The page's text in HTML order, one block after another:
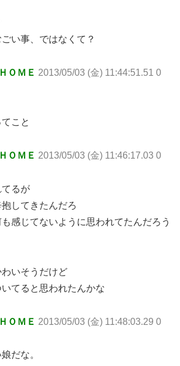
い事、ではなくて？
ＯＭＥ 2013/05/03 (金) 11:44:51.51 0
こと
ＯＭＥ 2013/05/03 (金) 11:46:17.03 0
るが
してきたんだろ
感じてないように思われてたんだろう
いそうだけど
てると思われたんかな
ＯＭＥ 2013/05/03 (金) 11:48:03.29 0
だな。